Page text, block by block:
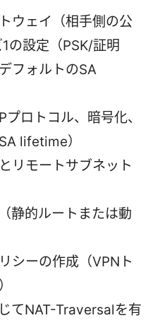
ウェイ（相手側の公
の設定（PSK/証明
フォルトのSA
ロトコル、暗号化、
lifetime）
リモートサブネット
静的ルートまたは動
シーの作成（VPNト
てNAT-Traversalを有